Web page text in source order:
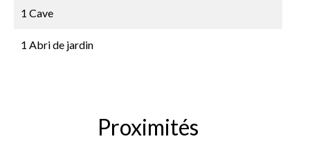
1 Cave
1 Abri de jardin
Proximités